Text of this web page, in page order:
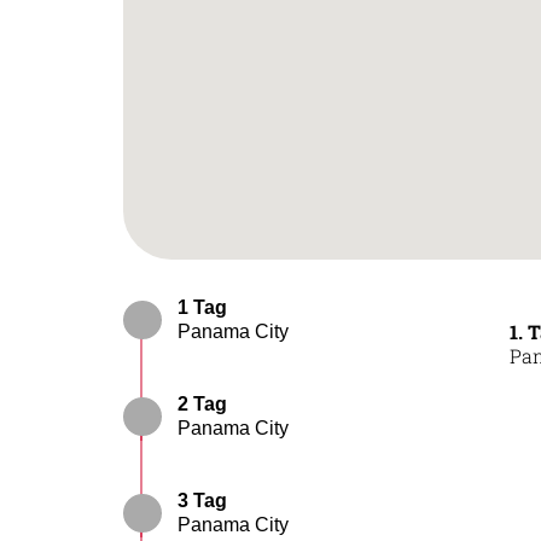
1 Tag
Panama City
2 Tag
Panama City
3 Tag
Panama City
1.